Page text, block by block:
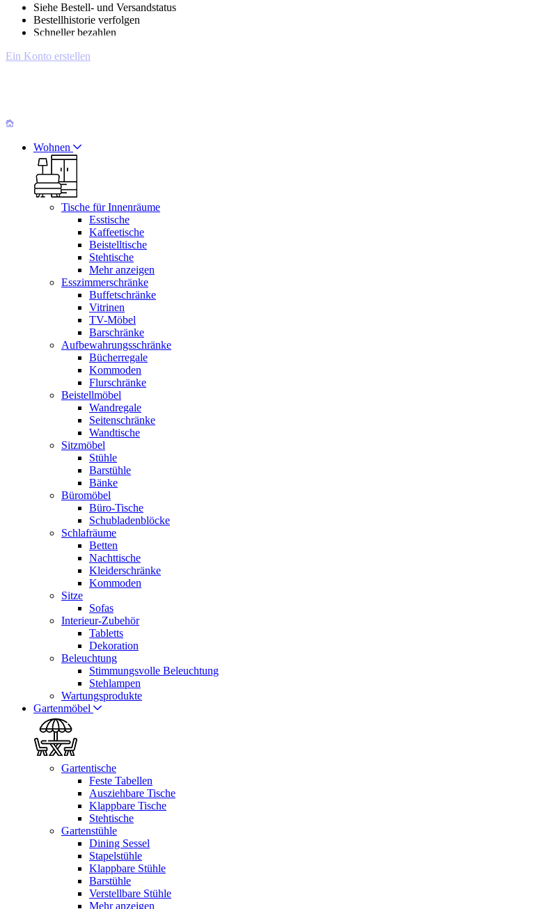
Siehe Bestell- und Versandstatus
Bestellhistorie verfolgen
Schneller bezahlen
Ein Konto erstellen
Wohnen
Tische für Innenräume
Esstische
Kaffeetische
Beistelltische
Stehtische
Mehr anzeigen
Esszimmerschränke
Buffetschränke
Vitrinen
TV-Möbel
Barschränke
Aufbewahrungsschränke
Bücherregale
Kommoden
Flurschränke
Beistellmöbel
Wandregale
Seitenschränke
Wandtische
Sitzmöbel
Stühle
Barstühle
Bänke
Büromöbel
Büro-Tische
Schubladenblöcke
Schlafräume
Betten
Nachttische
Kleiderschränke
Kommoden
Sitze
Sofas
Interieur-Zubehör
Tabletts
Dekoration
Beleuchtung
Stimmungsvolle Beleuchtung
Stehlampen
Wartungsprodukte
Gartenmöbel
Gartentische
Feste Tabellen
Ausziehbare Tische
Klappbare Tische
Stehtische
Gartenstühle
Dining Sessel
Stapelstühle
Klappbare Stühle
Barstühle
Verstellbare Stühle
Mehr anzeigen